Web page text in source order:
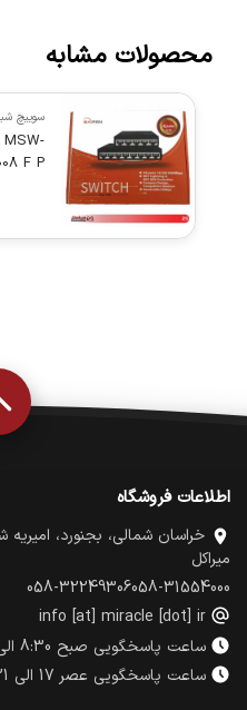
محصولات مشابه
سوییچ
MSW-
F P
اطلاعات فروشگاه
خراسان شمالی، بجنورد،
میراکل
058-31554000
058-32249306
info [at] miracle [dot] ir
ساعت پاسخگویی صبح 8:30 الی 13:30
ساعت پاسخگویی عصر 17 الی 21